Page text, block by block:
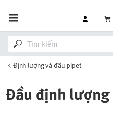
Định lượng và đầu pipet
Đầu định lượng